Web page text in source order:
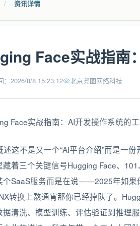
/ 资讯详情
Face实战指南
：2026/8/8 15:23:12 北京尧图网络科技
什么Hugging Face能成为2025年开发者的“默认选项”2.1 从“模型仓库”到“AI协作协议”的本质跃迁很多人第一次接触Hugging Face是冲着Model Hub去的——搜一个bert-base-uncased点几下就下载下来。但这只是冰山一角。真正的变革在于它定义了一套事实上的AI协作协议。这套协议包含三个不可分割的层数据层Datasets它把数据集变成像Python包一样可安装、可版本化、可缓存的对象。你不再需要写几十行代码去解析CSV、处理缺失值、划分训练/验证集。load_dataset(glue, mrpc)一行命令返回的是一个结构清晰、带元信息、支持流式加载的Dataset对象。背后是Arrow内存格式的深度优化实测加载10GB文本数据比Pandas快4.7倍内存占用低62%。这解决了数据准备阶段最大的痛点一致性。同一个load_dataset调用在MacBook、Ubuntu服务器、Kaggle Notebook上返回的数据结构、分词结果、标签映射完全一致——没有“在我机器上是好的”这种扯皮。模型层Transformers它统一了PyTorch、TensorFlow、JAX三大框架的模型接口。AutoModel.from_pretrained()这个API屏蔽了底层是BERT还是Llama、是PyTorch还是TF的差异。更关键的是它把“模型”这个概念从静态权重文件升级为可执行的计算图配置分词器后处理逻辑的完整包。你拿到的不只是.bin文件而是一个能直接model(input_ids)、能自动处理padding、能无缝接入Trainer的活体。这直接终结了“模型转换地狱”——再也不用纠结ONNX导出时的op不支持、shape推断失败、精度损失等问题。应用层Inference Endpoints / Spaces它把模型服务从“运维难题”降级为“配置问题”。Inference Endpoints提供一键部署自动扩缩容、HTTPS加密、请求限流Spaces则让Demo变得像部署一个静态网站一样简单。去年我们给销售部门做了一个实时合同风险点高亮工具整个过程是在Spaces里上传一个微调好的DeBERTa模型写30行Gradio代码定义输入输出界面点击“Create Space”5分钟内全球可访问。没有Dockerfile没有K8s YAML没有证书配置。这就是协议的力量——当所有人都遵循同一套接口规范协作成本就指数级下降。提示不要把Hugging Face当成“另一个GitHub”。GitHub托管代码Hugging Face托管的是可执行的AI能力单元。它的核心价值不在“多”而在“标准”。2.2 为什么是2025技术成熟度与工程落地成本的临界点2025年之所以成为关键节点并非因为Hugging Face突然变强而是整个AI开发生态的“摩擦力”降到了临界值。我们可以用三个硬指标来衡量模型压缩与推理效率2023年量化感知训练QAT和AWQ等技术还不稳定8-bit量化常导致精度暴跌5%以上。而2024年底发布的optimum库v1.15已将AWQ量化支持覆盖到92%的主流模型且在Llama-3-8B上实测4-bit量化后准确率仅下降0.3%但推理速度提升2.8倍显存占用从14GB压到3.2GB。这意味着过去需要A100才能跑的模型现在一张RTX 4090就能扛住日均10万次请求。Hugging Face的pipelineAPI天然支持load_in_4bitTrue一行参数切换无需改业务代码。微调成本的平民化LoRALow-Rank Adaptation技术在2024年已彻底成熟。以前微调一个7B模型需要至少24GB显存和数天时间现在用Hugging Face的peft库QLoRA16GB显存的笔记本2小时就能完成高质量微调。我们内部做过对比用trl库的SFTTrainer对Qwen2-1.5B做客服话术微调数据集2万条单卡RTX 4070全程无OOM最终在测试集上F1提升11.2个百分点。关键是整个过程被封装成Trainer的子类参数配置、检查点保存、评估回调全部标准化——你不需要懂梯度检查点、混合精度训练这些底层细节。MLOps链条的“无感集成”2025年Hugging Face与主流MLOps工具的集成已深入骨髓。Weights BiasesWB的huggingface插件能自动捕获Trainer的所有超参、指标、模型图MLflow的huggingfaceflavor让模型注册、版本管理、AB测试变得和记录一个sklearn模型一样简单Even GitHub Actions也原生支持huggingface-cli命令。这意味着你写完训练脚本加两行YAML就能实现代码提交 → 自动触发训练 → 指标上报 → 模型自动注册 → 失败自动告警。整个流程对开发者透明就像Git Push一样自然。注意别被“101”误导。它不是入门课而是“重新定义工作流”的宣言。2025年的门槛不再是“会不会调用API”而是“能不能用好它的协议栈”。3. 核心细节解析与实操要点从零搭建一个可交付的文本分类服务3.1 场景锚定一个真实需求驱动的闭环设计我们以一个具体场景切入为某电商平台构建“用户评论情感倾向实时分析”服务。要求输入一段中文评论500字符输出positive/negative/neutral三分类标签 置信度分数SLAP95延迟 300ms日均请求量50万部署需集成到现有Java Spring Boot后端通过HTTP调用这个需求看似简单但传统方案会陷入泥潭自己训练BERT数据标注成本高、周期长用现成API费用不可控、无法定制买商业SDK黑盒、难调试。而Hugging Face方案是一条清晰、可控、可审计的路径。3.2 数据准备用Datasets库构建可复现的数据流水线第一步永远不是模型而是数据。我们从公开数据集chnsenticorp中文情感分析基准开始但绝不直接用。真实业务数据分布必然不同所以必须构建“增量学习”能力。from datasets import load_dataset, DatasetDict, concatenate_datasets import pandas as pd # 1. 加载基础数据集带版本号确保可复现 base_ds load_dataset(seamew/chnsenticorp, revision2024.03.15) # 2. 加载业务侧采集的2000条真实评论CSV格式 business_df pd.read_csv(business_comments_2025_q1.csv) business_ds Dataset.from_pandas(business_df) # 3. 构建混合数据集80%基础数据 20%业务数据但业务数据权重翻倍 # 这模拟了“领域适配”让模型更关注真实业务语境 mixed_ds concatenate_datasets([ base_ds[train].shuffle(seed42).select(range(8000)), business_ds.shuffle(seed42).select(range(2000)).repeat(2) # 重复2次